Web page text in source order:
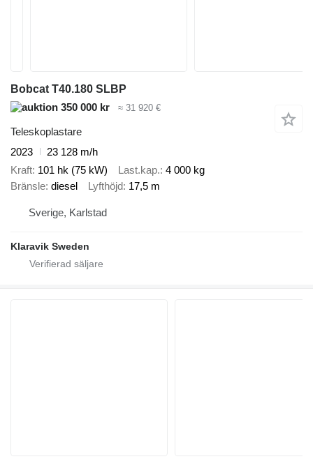
Bobcat T40.180 SLBP
350 000 kr
≈ 31 920 €
Teleskoplastare
2023
23 128 m/h
Kraft 101 hk (75 kW) Last.kap. 4 000 kg
Bränsle diesel Lyfthöjd 17,5 m
Sverige, Karlstad
Klaravik Sweden